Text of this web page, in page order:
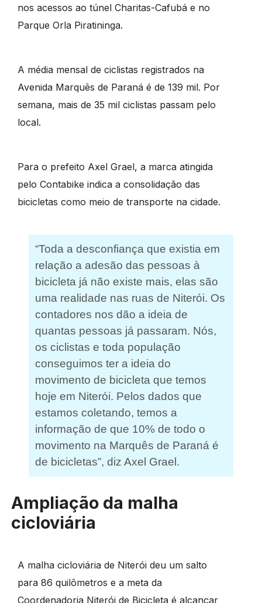
nos acessos ao túnel Charitas-Cafubá e no
Parque Orla Piratininga.
A média mensal de ciclistas registrados na
Avenida Marquês de Paraná é de 139 mil. Por
semana, mais de 35 mil ciclistas passam pelo
local.
Para o prefeito Axel Grael, a marca atingida
pelo Contabike indica a consolidação das
bicicletas como meio de transporte na cidade.
“Toda a desconfiança que existia em
relação a adesão das pessoas à
bicicleta já não existe mais, elas são
uma realidade nas ruas de Niterói. Os
contadores nos dão a ideia de
quantas pessoas já passaram. Nós,
os ciclistas e toda população
conseguimos ter a ideia do
movimento de bicicleta que temos
hoje em Niterói. Pelos dados que
estamos coletando, temos a
informação de que 10% de todo o
movimento na Marquês de Paraná é
de bicicletas”, diz Axel Grael.
Ampliação da malha
cicloviária
A malha cicloviária de Niterói deu um salto
para 86 quilômetros e a meta da
Coordenadoria Niterói de Bicicleta é alcançar